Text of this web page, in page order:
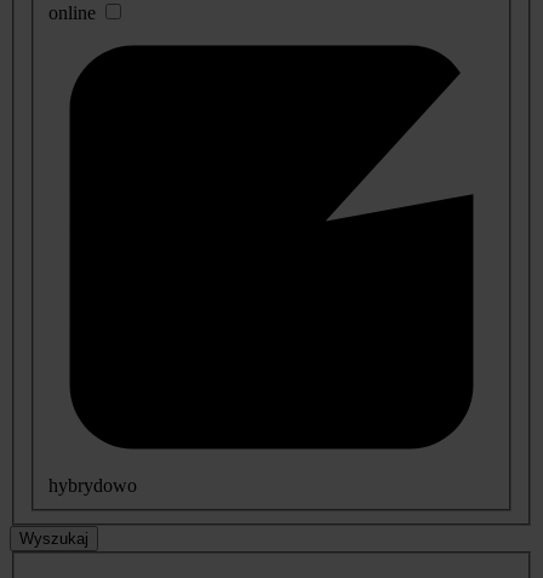
online
hybrydowo
Wyszukaj